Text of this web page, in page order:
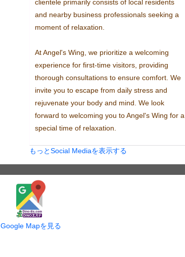
clientele primarily consists of local residents
and nearby business professionals seeking a
moment of relaxation.
At Angel's Wing, we prioritize a welcoming
experience for first-time visitors, providing
thorough consultations to ensure comfort. We
invite you to escape from daily stress and
rejuvenate your body and mind. We look
forward to welcoming you to Angel's Wing for a
special time of relaxation.
もっとSocial Mediaを表示する
Google Mapを見る